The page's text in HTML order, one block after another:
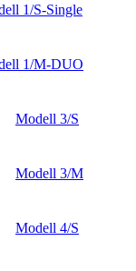
1/S-Single
1/M-DUO
Modell 3/S
Modell 3/M
Modell 4/S